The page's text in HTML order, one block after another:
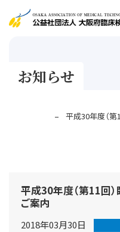
お知らせ
平成30年度（
平成30年度（第11回）臨床検査データ標準化事業の
ご案内
2018年03月30日